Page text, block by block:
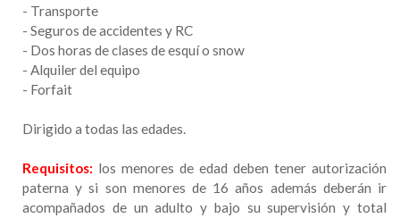
- Transporte
- Seguros de accidentes y RC
- Dos horas de clases de esquí o snow
- Alquiler del equipo
- Forfait
Dirigido a todas las edades.
Requisitos: los menores de edad deben tener autorización
paterna y si son menores de 16 años además deberán ir
acompañados de un adulto y bajo su supervisión y total